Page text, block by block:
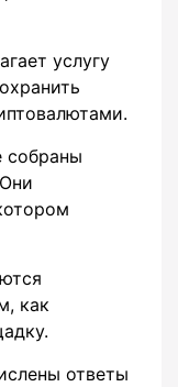
услугу
собраны
как
ответы